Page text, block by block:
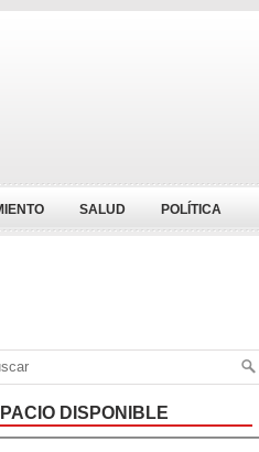
SALUD POLÍTICA
DISPONIBLE